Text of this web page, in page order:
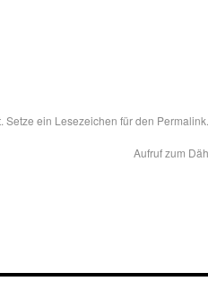
Setze ein Lesezeichen für den Permalink.
Aufruf zum